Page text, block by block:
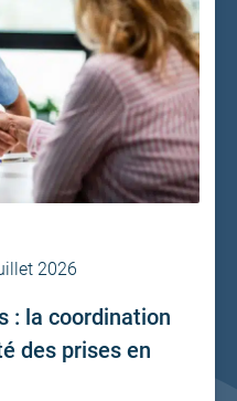
2026
: la coordination
des prises en